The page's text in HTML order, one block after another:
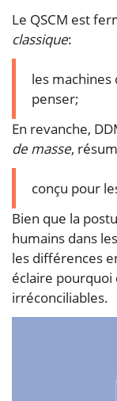
Le QSCM est
classique:
les
penser;
En revanche,
de masse,
conçu pour
Bien que la
humains dans
les différences
éclaire pourquoi
irréconciliables.